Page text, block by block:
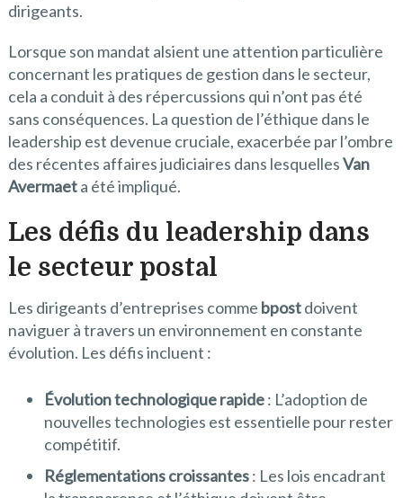
dirigeants.
Lorsque son mandat alsient une attention particulière
concernant les pratiques de gestion dans le secteur,
cela a conduit à des répercussions qui n’ont pas été
sans conséquences. La question de l’éthique dans le
leadership est devenue cruciale, exacerbée par l’ombre
des récentes affaires judiciaires dans lesquellesVan
Avermaeta été impliqué.
Les défis du leadership dans
le secteur postal
Les dirigeants d’entreprises comme bpostdoivent
naviguer à travers un environnement en constante
évolution. Les défis incluent :
Évolution technologique rapide: L’adoption de
nouvelles technologies est essentielle pour rester
compétitif.
Réglementations croissantes: Les lois encadrant